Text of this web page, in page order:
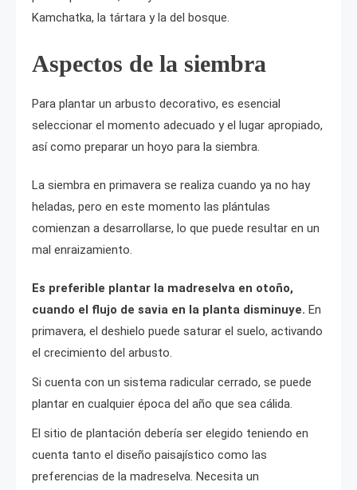
Kamchatka, la tártara y la del bosque.
Aspectos de la siembra
Para plantar un arbusto decorativo, es esencial
seleccionar el momento adecuado y el lugar apropiado,
así como preparar un hoyo para la siembra.
La siembra en primavera se realiza cuando ya no hay
heladas, pero en este momento las plántulas
comienzan a desarrollarse, lo que puede resultar en un
mal enraizamiento.
Es preferible plantar la madreselva en otoño,
cuando el flujo de savia en la planta disminuye. En
primavera, el deshielo puede saturar el suelo, activando
el crecimiento del arbusto.
Si cuenta con un sistema radicular cerrado, se puede
plantar en cualquier época del año que sea cálida.
El sitio de plantación debería ser elegido teniendo en
cuenta tanto el diseño paisajístico como las
preferencias de la madreselva. Necesita un